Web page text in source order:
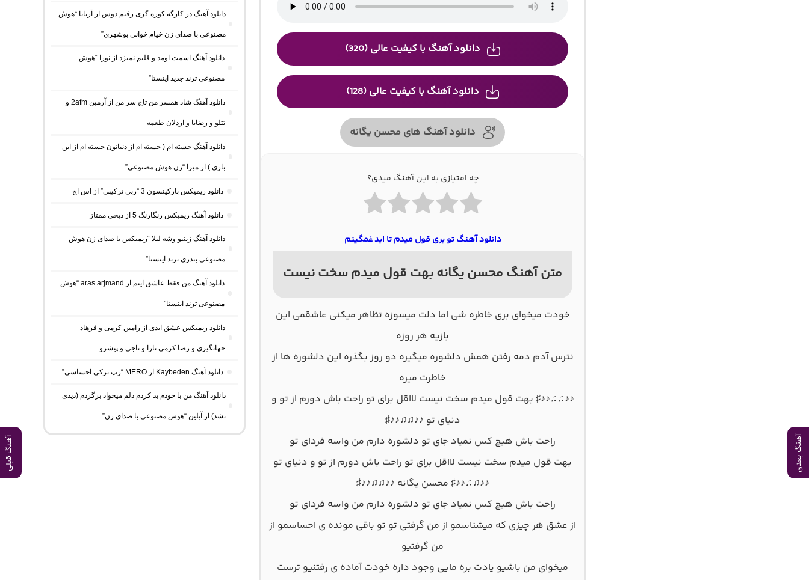
آهنگ بعدی آهنگ قبلی
دانلود آهنگ با کیفیت عالی (320)
دانلود آهنگ با کیفیت عالی (128)
دانلود آهنگ های محسن یگانه
چه امتیازی به این آهنگ میدی؟
دانلود آهنگ تو بری قول میدم تا ابد غمگینم
متن آهنگ محسن یگانه بهت قول میدم سخت نیست
خودت میخوای بری خاطره شی اما دلت میسوزه تظاهر میکنی عاشقمی این
بازیه هر روزه
نترس آدم دمه رفتن همش دلشوره میگیره دو روز بگذره این دلشوره ها از
خاطرت میره
♪♪♫♫♪♪♯ بهت قول میدم سخت نیست لااقل برای تو راحت باش دورم از تو و
دنیای تو ♪♪♫♫♪♪♯
راحت باش هیچ کس نمیاد جای تو دلشوره دارم من واسه فردای تو
بهت قول میدم سخت نیست لااقل برای تو راحت باش دورم از تو و دنیای تو
♪♪♫♫♪♪♯ محسن یگانه ♪♪♫♫♪♪♯
راحت باش هیچ کس نمیاد جای تو دلشوره دارم من واسه فردای تو
از عشق هر چیزی که میشناسمو از من گرفتی تو تو باقی مونده ی احساسمو از
من گرفتیو
میخوای من باشیو یادت بره مایی وجود داره خودت آماده ی رفتنیو ترست
دانلود آهنگ در کارگه کوزه گری رفتم دوش از آریانا “هوش
مصنوعی با صدای زن خیام خوانی بوشهری”
دانلود آهنگ اسمت اومد و قلبم نمیزد از نورا “هوش
مصنوعی ترند جدید اینستا”
دانلود آهنگ شاد همسر من تاج سر من از آرمین 2afm و
تتلو و رضایا و اردلان طعمه
دانلود آهنگ خسته ام ( خسته ام از دنیاتون خسته ام از این
بازی ) از میرا “زن هوش مصنوعی”
دانلود ریمیکس پارکینسون 3 “رپی ترکیبی” از اس اچ
دانلود آهنگ ریمیکس رنگارنگ 5 از دیجی ممتاز
دانلود آهنگ زینبو وشه لیلا “ریمیکس با صدای زن هوش
مصنوعی بندری ترند اینستا”
دانلود آهنگ من فقط عاشق اینم از aras arjmand “هوش
مصنوعی ترند اینستا”
دانلود ریمیکس عشق ابدی از رامین کرمی و فرهاد
جهانگیری و رضا کرمی تارا و ناجی و پیشرو
دانلود آهنگ Kaybeden از MERO “رپ ترکی احساسی”
دانلود آهنگ من با خودم بد کردم دلم میخواد برگردم (دیدی
نشد) از آیلین “هوش مصنوعی با صدای زن”